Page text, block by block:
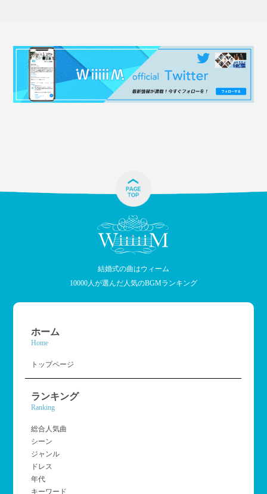
結婚式の曲はウィーム
10000人が選んだ人気のBGMランキング
ホーム
Home
トップページ
ランキング
Ranking
総合人気曲
シーン
ジャンル
ドレス
年代
キーワード